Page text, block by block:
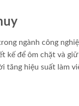
ngành công
kế để ôm chặt và
tăng hiệu suất làm